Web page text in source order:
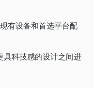
有设备和首选平台配
具科技感的设计之间进